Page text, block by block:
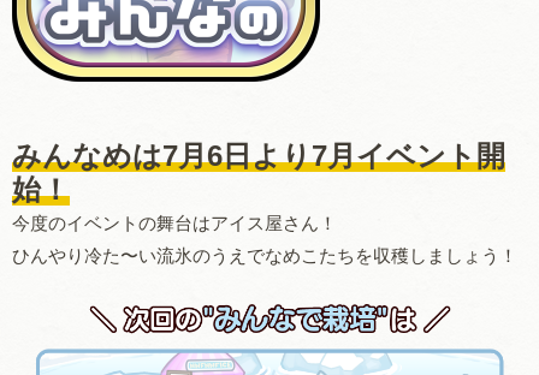
みんなめは7月6日より7月イベント開
始！
今度のイベントの舞台はアイス屋さん！
ひんやり冷た〜い流氷のうえでなめこたちを収穫しましょう！